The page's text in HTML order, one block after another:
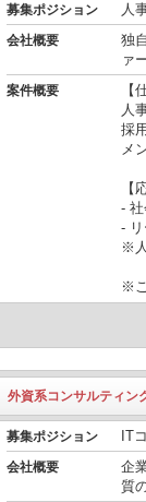
募集ポジション 人
会社概要
独
ァ
案件概要
【
人
採
メ
【
-
-
※
※
外資系コンサルティン
募集ポジション IT
会社概要
企
質